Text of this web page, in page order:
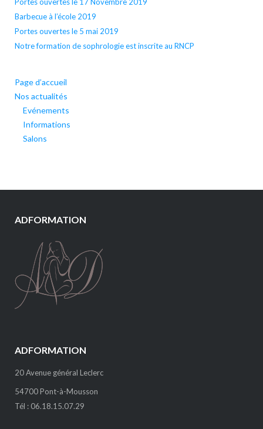
Barbecue à l’école 2019
Portes ouvertes le 5 mai 2019
Notre formation de sophrologie est inscrite au RNCP
Page d’accueil
Nos actualités
Evénements
Informations
Salons
ADFORMATION
ADFORMATION
20 Avenue général Leclerc
54700 Pont-à-Mousson
Tél : 06.18.15.07.29